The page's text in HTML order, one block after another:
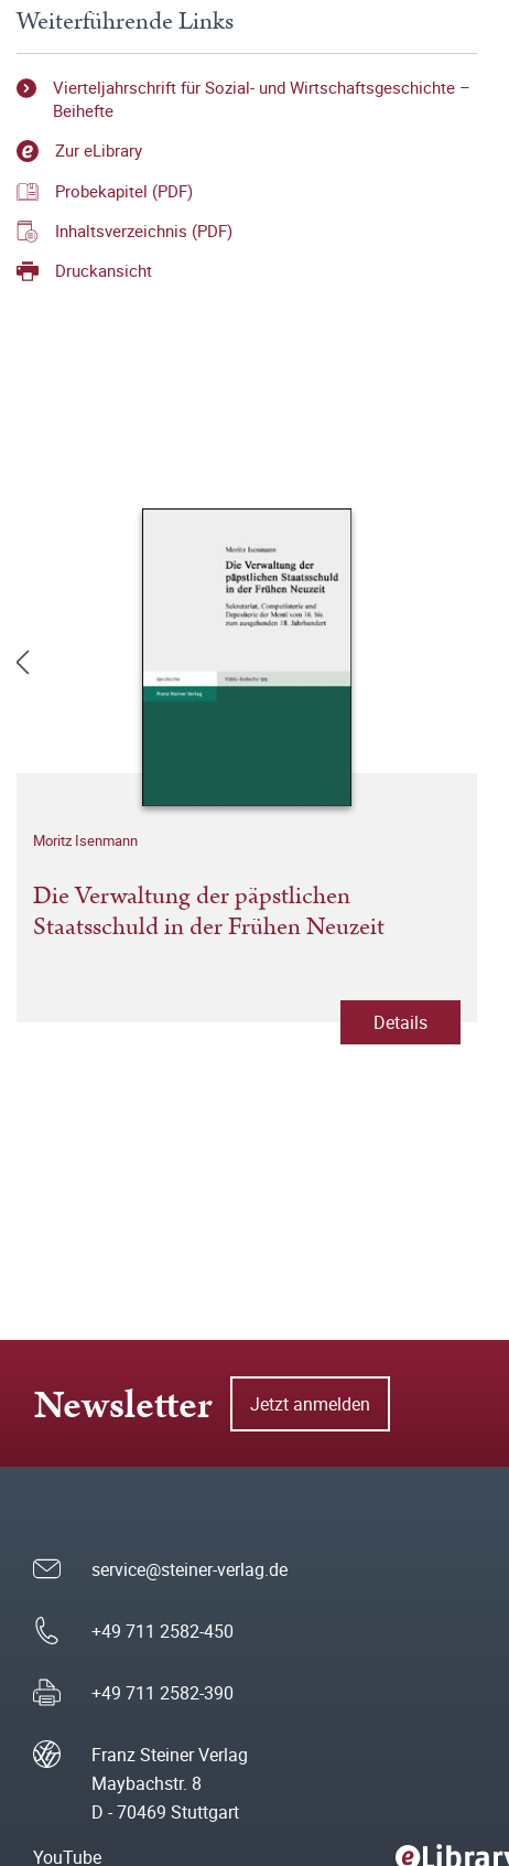
Weiterführende Links
Vierteljahrschrift für Sozial- und Wirtschaftsgeschichte –
Beihefte
Zur eLibrary
Probekapitel (PDF)
Inhaltsverzeichnis (PDF)
Druckansicht
Moritz Isenmann
Die Verwaltung der päpstlichen
Staatsschuld in der Frühen Neuzeit
Details
Newsletter Jetzt anmelden
service@steiner-verlag.de
+49 711 2582-450
+49 711 2582-390
Franz Steiner Verlag
Maybachstr. 8
D - 70469 Stuttgart
YouTube